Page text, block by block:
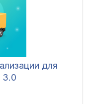
для
3.0